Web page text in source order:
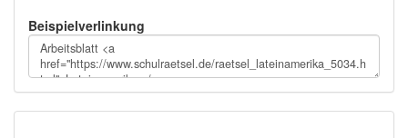
Beispielverlinkung